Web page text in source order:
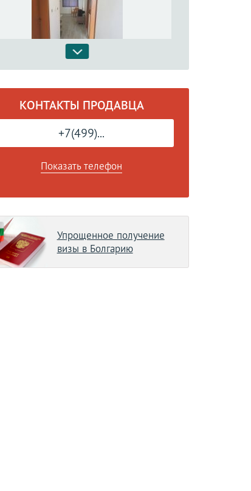
КОНТАКТЫ ПРОДАВЦА
+7(499)...
Показать телефон
Упрощенное получение
визы в Болгарию